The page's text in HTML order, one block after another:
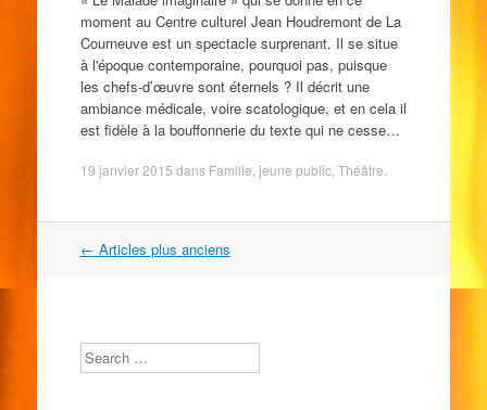
moment au Centre culturel Jean Houdremont de La
Courneuve est un spectacle surprenant. Il se situe
à l'époque contemporaine, pourquoi pas, puisque
les chefs-d’œuvre sont éternels ? Il décrit une
ambiance médicale, voire scatologique, et en cela il
est fidèle à la bouffonnerie du texte qui ne cesse…
19 janvier 2015 dans Famille jeune public, Théâtre
Navigation
← Articles plus anciens
Search